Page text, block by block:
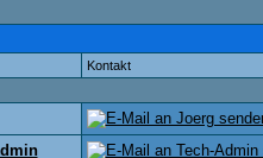
Kontakt